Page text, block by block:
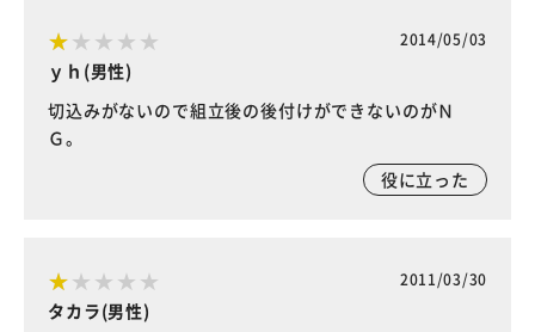
2014/05/03
ｙｈ(男性)
切込みがないので組立後の後付けができないのがＮ
Ｇ。
役に立った
2011/03/30
タカラ(男性)